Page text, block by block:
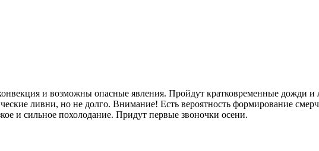
и возможны опасные явления. Пройдут кратковременные дожди
ливни, но не долго. Внимание! Есть вероятность формирование
и сильное похолодание. Придут первые звоночки осени.